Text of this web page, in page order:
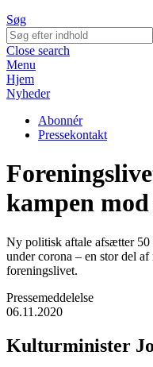
Søg
Close search
Menu
Hjem
Nyheder
Abonnér
Pressekontakt
kampen
Ny politisk aftale afsætter 50
under corona – en stor del
foreningslivet.
Pressemeddelelse
06.11.2020
Kulturminister